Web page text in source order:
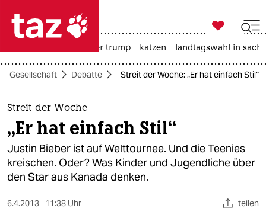
 taz zahl ich
taz zahl ich
themen
politik
öko

taz zahl ich
usa unter trump katzen landtagswahl in
Gesellschaft Debatte Streit der Woche: „Er hat einfach Stil“
Streit der Woche
„Er hat einfach Stil“
Justin Bieber ist auf Welttournee. Und die Teenies
kreischen. Oder? Was Kinder und Jugendliche über
den Star aus Kanada denken.
6.4.2013 11:38 Uhr teilen